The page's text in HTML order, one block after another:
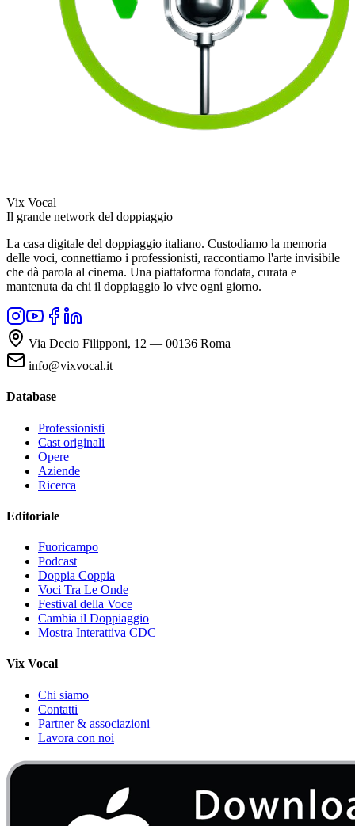
Vix Vocal
Il grande network del doppiaggio
La casa digitale del doppiaggio italiano. Custodiamo la memoria
delle voci, connettiamo i professionisti, raccontiamo l'arte invisibile
che dà parola al cinema. Una piattaforma fondata, curata e
mantenuta da chi il doppiaggio lo vive ogni giorno.
Via Decio Filipponi, 12 — 00136 Roma
info@vixvocal.it
Database
Professionisti
Cast originali
Opere
Aziende
Ricerca
Editoriale
Fuoricampo
Podcast
Doppia Coppia
Voci Tra Le Onde
Festival della Voce
Cambia il Doppiaggio
Mostra Interattiva CDC
Vix Vocal
Chi siamo
Contatti
Partner & associazioni
Lavora con noi